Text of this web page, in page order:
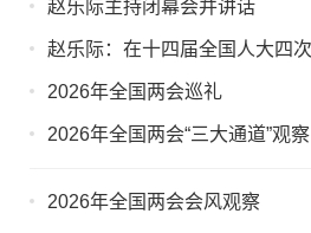
赵乐际主持闭幕会并讲话
2026年全国两会巡礼
2026年全国两会“三大通道”观察
2026年全国两会会风观察